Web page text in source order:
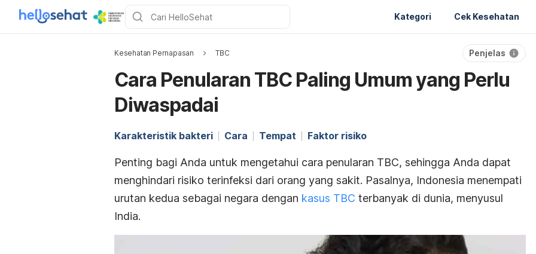
Kategori Cek Kesehatan
Kesehatan Pernapasan TBC Penjelas
Cara Penularan TBC Paling Umum yang Perlu
Diwaspadai
Karakteristik bakteri Cara Tempat Faktor risiko
Penting bagi Anda untuk mengetahui cara penularan TBC, sehingga Anda dapat
menghindari risiko terinfeksi dari orang yang sakit. Pasalnya, Indonesia menempati
urutan kedua sebagai negara dengan kasus TBC terbanyak di dunia, menyusul
India.